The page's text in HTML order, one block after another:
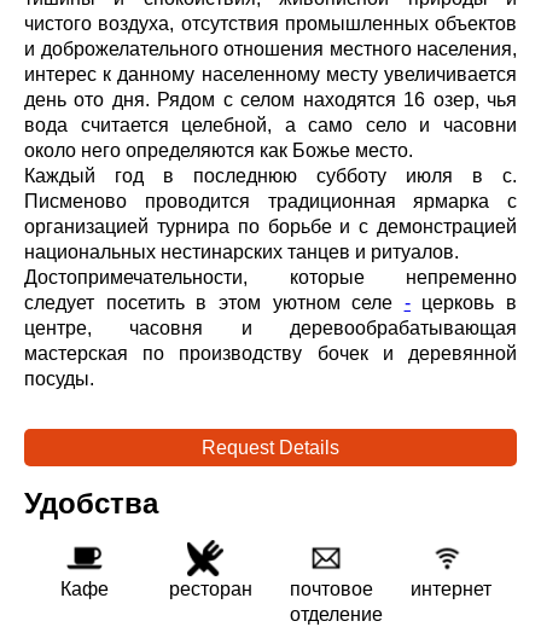
чистого воздуха, отсутствия промышленных объектов
и доброжелательного отношения местного населения,
интерес к данному населенному месту увеличивается
день ото дня. Рядом с селом находятся 16 озер, чья
вода считается целебной, а само село и часовни
около него определяются как Божье место.
Каждый год в последнюю субботу июля в с.
Писменово проводится традиционная ярмарка с
организацией турнира по борьбе и с демонстрацией
национальных нестинарских танцев и ритуалов.
Достопримечательности, которые непременно
следует посетить в этом уютном селе -церковь в
центре, часовня и деревообрабатывающая
мастерская по производству бочек и деревянной
посуды.
Request Details
Удобства
Кафе ресторан
почтовое
отделение
интернет